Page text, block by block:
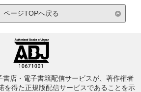
ページTOPへ戻る
書店・電子書籍配信サービスが、著作権者
を得た正規版配信サービスであることを示